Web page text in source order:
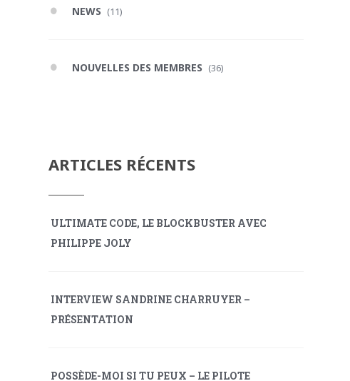
NEWS (11)
NOUVELLES DES MEMBRES (36)
ARTICLES RÉCENTS
ULTIMATE CODE, LE BLOCKBUSTER AVEC
PHILIPPE JOLY
INTERVIEW SANDRINE CHARRUYER –
PRÉSENTATION
POSSÈDE-MOI SI TU PEUX – LE PILOTE